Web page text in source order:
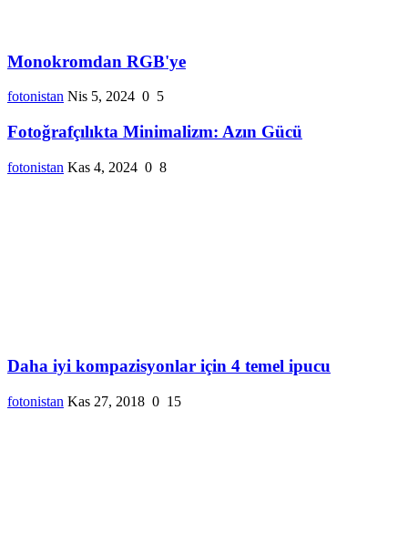
Monokromdan RGB'ye
fotonistan Nis 5, 2024 0 5
Fotoğrafçılıkta Minimalizm: Azın Gücü
fotonistan Kas 4, 2024 0 8
Daha iyi kompazisyonlar için 4 temel ipucu
fotonistan Kas 27, 2018 0 15